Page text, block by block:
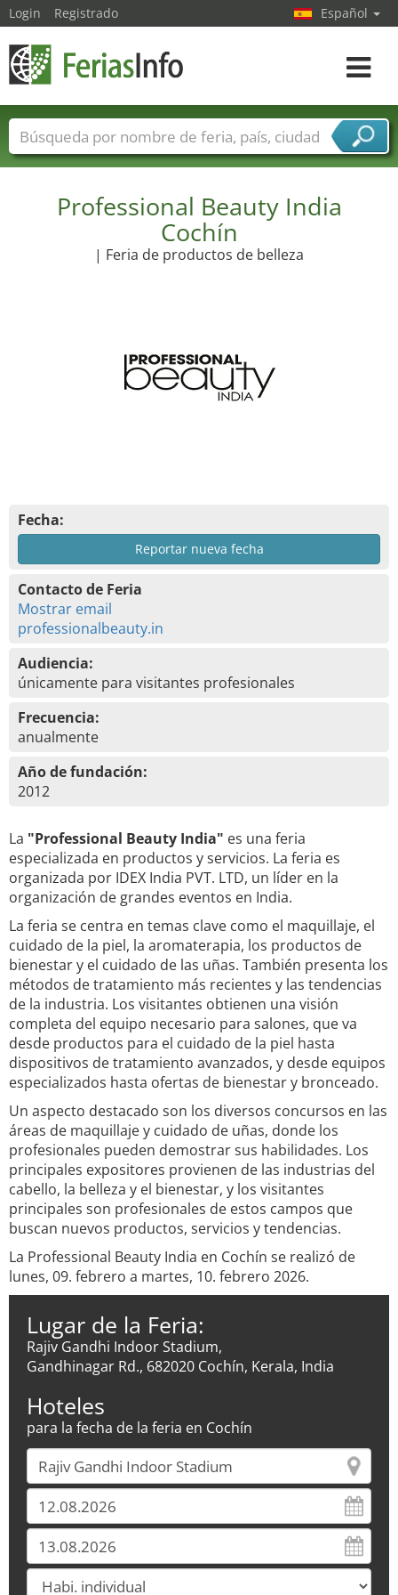
Professional Beauty India
Cochín
| Feria de productos de belleza
Fecha:
Reportar nueva fecha
Contacto de Feria
Mostrar email
professionalbeauty.in
Audiencia:
únicamente para visitantes profesionales
Frecuencia:
anualmente
Año de fundación:
2012
La "Professional Beauty India" es una feria
especializada en productos y servicios. La feria es
organizada por IDEX India PVT. LTD, un líder en la
organización de grandes eventos en India.
La feria se centra en temas clave como el maquillaje, el
cuidado de la piel, la aromaterapia, los productos de
bienestar y el cuidado de las uñas. También presenta los
métodos de tratamiento más recientes y las tendencias
de la industria. Los visitantes obtienen una visión
completa del equipo necesario para salones, que va
desde productos para el cuidado de la piel hasta
dispositivos de tratamiento avanzados, y desde equipos
especializados hasta ofertas de bienestar y bronceado.
Un aspecto destacado son los diversos concursos en las
áreas de maquillaje y cuidado de uñas, donde los
profesionales pueden demostrar sus habilidades. Los
principales expositores provienen de las industrias del
cabello, la belleza y el bienestar, y los visitantes
principales son profesionales de estos campos que
buscan nuevos productos, servicios y tendencias.
La Professional Beauty India en Cochín se realizó de
lunes, 09. febrero a martes, 10. febrero 2026.
Lugar de la Feria:
Rajiv Gandhi Indoor Stadium,
Gandhinagar Rd., 682020 Cochín, Kerala, India
Hoteles
para la fecha de la feria en Cochín
Login Registrado Español
toggle
Nombres de ferias Países
Ciudades
Sectores de proveedor de servicios